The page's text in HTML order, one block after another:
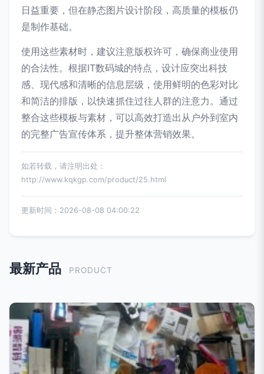
日益重要，但在静态图片设计阶段，高质量的模板仍
是制作基础。
使用这些素材时，建议注意版权许可，确保商业使用
的合法性。根据IT数码城的特点，设计应突出科技
感、现代感和清晰的信息层级，使用鲜明的色彩对比
和简洁的排版，以快速抓住过往人群的注意力。通过
整合这些模板与素材，可以高效打造出从户外到室内
的完整广告宣传体系，提升整体营销效果。
如若转载，请注明出处：
http://www.kqkgp.com/product/25.html
更新时间：2026-08-08 04:00:22
最新产品 PRODUCT